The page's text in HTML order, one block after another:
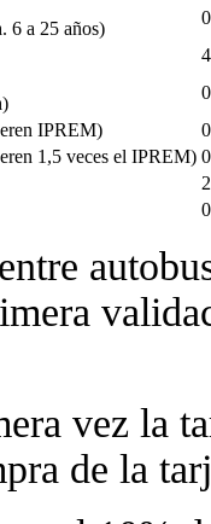
6 a 25 años)
IPREM)
1,5 veces el IPREM)
vez la
de la